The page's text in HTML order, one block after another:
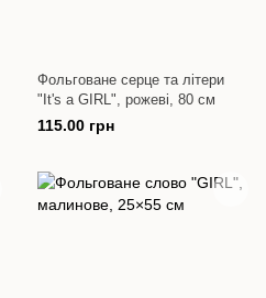
Фольговане серце та літери
"It's a GIRL", рожеві, 80 см
115.00 грн